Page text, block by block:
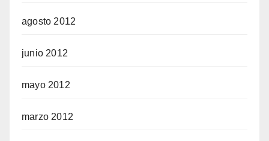
agosto 2012
junio 2012
mayo 2012
marzo 2012